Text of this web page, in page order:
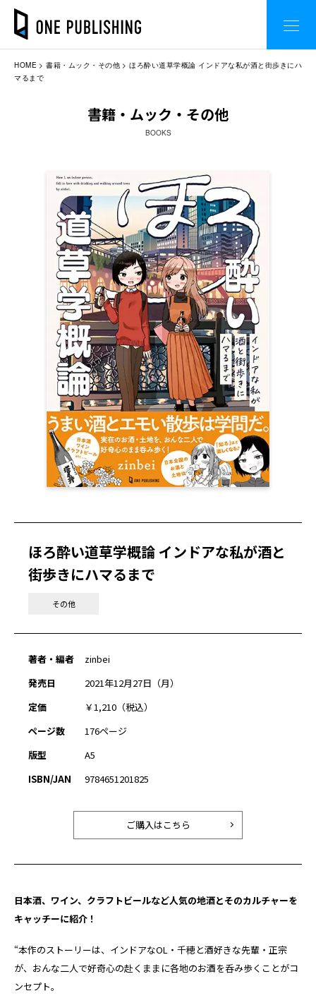
HOME 書籍・ムック・その他
ほろ酔い道草学概論 インドアな私が酒と街歩きにハ
マるまで
書籍・ムック・その他
BOOKS
ほろ酔い道草学概論 インドアな私が酒と
街歩きにハマるまで
その他
著者・編者
zinbei
発売日
2021年12月27日（月）
定価
￥1,210（税込）
ページ数
176ページ
版型
A5
ISBN/JAN
9784651201825
ご購入はこちら
日本酒、ワイン、クラフトビールなど人気の地酒とそのカルチャーを
キャッチーに紹介！
“本作のストーリーは、インドアなOL・千穂と酒好きな先輩・正宗
が、おんな二人で好奇心の赴くままに各地のお酒を呑み歩くことがコ
ンセプト。